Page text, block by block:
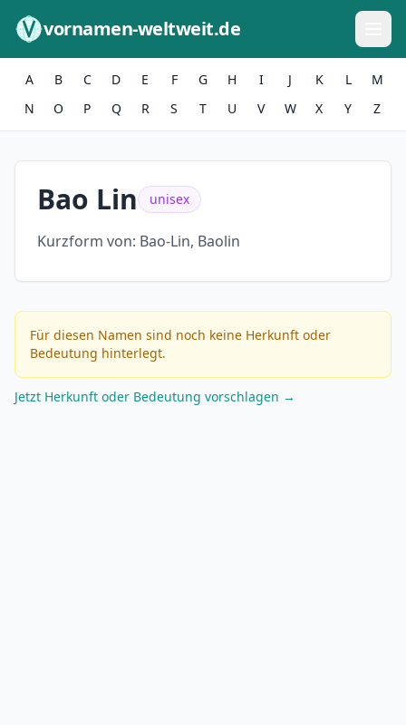
vornamen-weltweit.de
A B C D E F G H I J K L
M
N
O P Q R S T U V W X Y Z
Bao Lin unisex
Kurzform von: Bao-Lin, Baolin
Für diesen Namen sind noch keine Herkunft oder
Bedeutung hinterlegt.
Jetzt Herkunft oder Bedeutung vorschlagen →